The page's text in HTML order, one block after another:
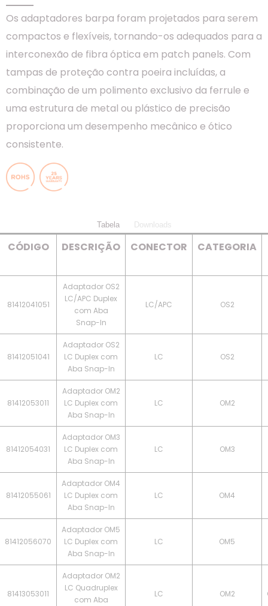
Os adaptadores barpa foram projetados para serem
compactos e flexíveis, tornando-os adequados para a
interconexão de fibra óptica em patch panels. Com
tampas de proteção contra poeira incluídas, a
combinação de um polimento exclusivo da ferrule e
uma estrutura de metal ou plástico de precisão
proporciona um desempenho mecânico e ótico
consistente.
Tabela Downloads
CÓDIGO DESCRIÇÃO CONECTOR CATEGORIA
81412041051
Adaptador OS2
LC/APC Duplex
com Aba
Snap-In
LC/APC OS2
81412051041
Adaptador OS2
LC Duplex com
Aba Snap-In
LC OS2
81412053011
Adaptador OM2
LC Duplex com
Aba Snap-In
LC OM2
81412054031
Adaptador OM3
LC Duplex com
Aba Snap-In
LC OM3
81412055061
Adaptador OM4
LC Duplex com
Aba Snap-In
LC OM4
81412056070
Adaptador OM5
LC Duplex com
Aba Snap-In
LC OM5
81413053011
Adaptador OM2
LC Quadruplex
com Aba
LC OM2